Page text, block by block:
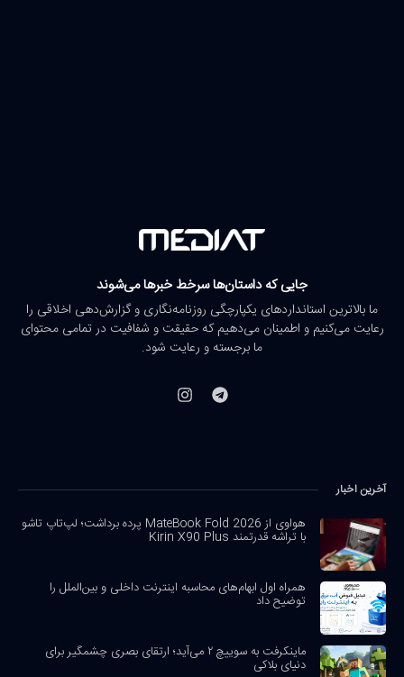
جایی که داستان‌ها سرخط خبرها می‌شوند
ما بالاترین استانداردهای یکپارچگی روزنامه‌نگاری و گزارش‌دهی اخلاقی را
رعایت می‌کنیم و اطمینان می‌دهیم که حقیقت و شفافیت در تمامی محتوای
ما برجسته و رعایت شود.
آخرین اخبار
هواوی از MateBook Fold 2026 پرده برداشت؛ لپ‌تاپ تاشو
با تراشه قدرتمند Kirin X90 Plus
همراه اول ابهام‌های محاسبه اینترنت داخلی و بین‌الملل را
توضیح داد
ماینکرفت به سوییچ ۲ می‌آید؛ ارتقای بصری چشمگیر برای
دنیای بلاکی